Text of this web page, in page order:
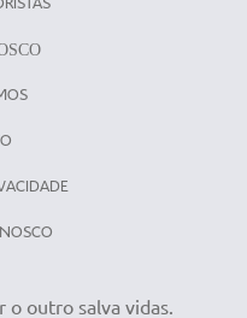
outro salva vidas.